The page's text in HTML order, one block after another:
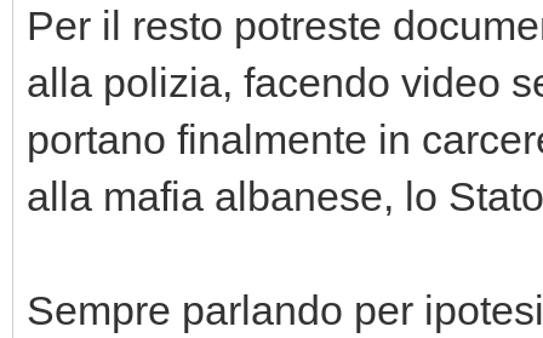
Per il resto potreste
alla polizia, facendo video
portano finalmente in
alla mafia albanese, lo
Sempre parlando per